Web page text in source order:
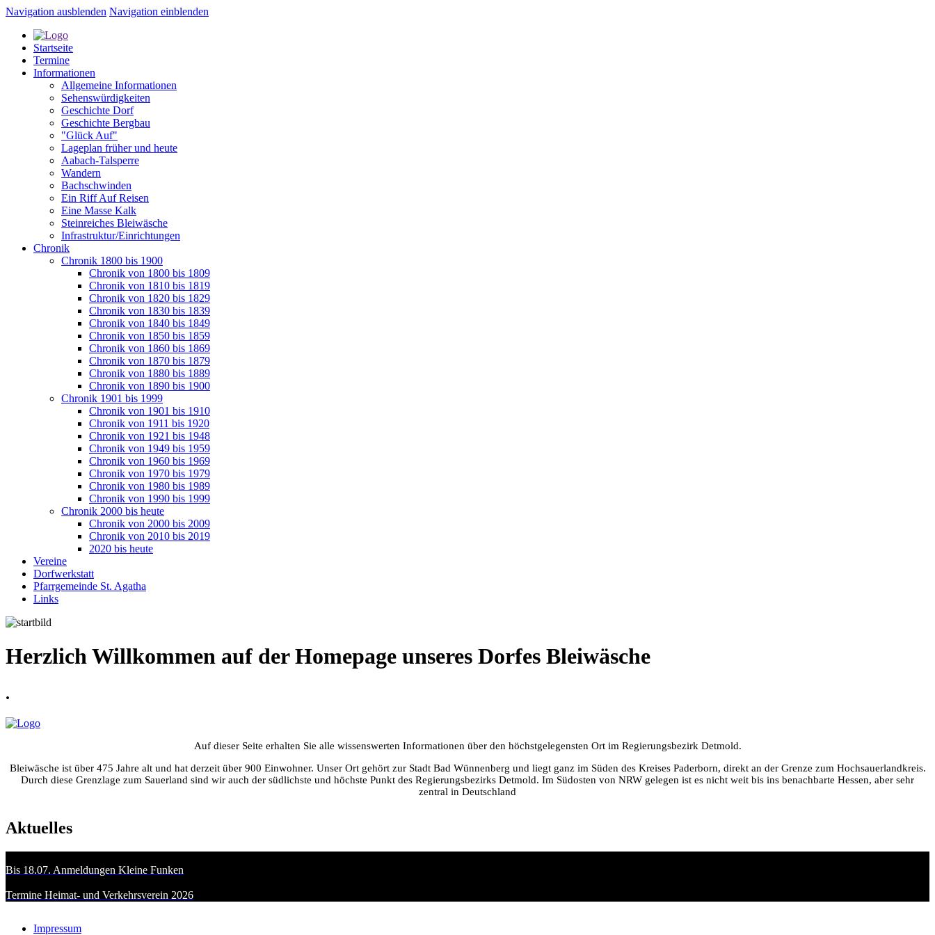
Navigation ausblenden Navigation einblenden
Startseite
Termine
Informationen
Allgemeine Informationen
Sehenswürdigkeiten
Geschichte Dorf
Geschichte Bergbau
"Glück Auf"
Lageplan früher und heute
Aabach-Talsperre
Wandern
Bachschwinden
Ein Riff Auf Reisen
Eine Masse Kalk
Steinreiches Bleiwäsche
Infrastruktur/Einrichtungen
Chronik
Chronik 1800 bis 1900
Chronik von 1800 bis 1809
Chronik von 1810 bis 1819
Chronik von 1820 bis 1829
Chronik von 1830 bis 1839
Chronik von 1840 bis 1849
Chronik von 1850 bis 1859
Chronik von 1860 bis 1869
Chronik von 1870 bis 1879
Chronik von 1880 bis 1889
Chronik von 1890 bis 1900
Chronik 1901 bis 1999
Chronik von 1901 bis 1910
Chronik von 1911 bis 1920
Chronik von 1921 bis 1948
Chronik von 1949 bis 1959
Chronik von 1960 bis 1969
Chronik von 1970 bis 1979
Chronik von 1980 bis 1989
Chronik von 1990 bis 1999
Chronik 2000 bis heute
Chronik von 2000 bis 2009
Chronik von 2010 bis 2019
2020 bis heute
Vereine
Dorfwerkstatt
Pfarrgemeinde St. Agatha
Links
Herzlich Willkommen auf der Homepage unseres Dorfes Bleiwäsche
.
Auf dieser Seite erhalten Sie alle wissenswerten Informationen über den höchstgelegensten Ort im Regierungsbezirk Detmold.
Bleiwäsche ist über 475 Jahre alt und hat derzeit über 900 Einwohner. Unser Ort gehört zur Stadt Bad Wünnenberg und liegt ganz im Süden des Kreises Paderborn, direkt an der Grenze zum Hochsauerlandkreis.
Durch diese Grenzlage zum Sauerland sind wir auch der südlichste und höchste Punkt des Regierungsbezirks Detmold. Im Südosten von NRW gelegen ist es nicht weit bis ins benachbarte Hessen, aber sehr
zentral in Deutschland
Aktuelles
Bis 18.07. Anmeldungen Kleine Funken
Termine Heimat- und Verkehrsverein 2026
Impressum